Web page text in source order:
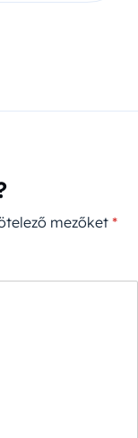
mezőket*